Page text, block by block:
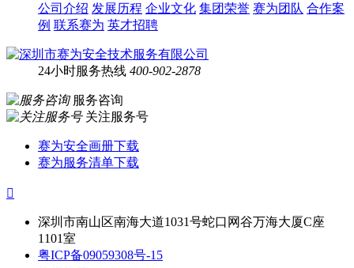
公司介绍 发展历程 企业文化 集团荣誉 赛为团队 合作案
例 联系赛为 英才招聘
24小时服务热线 400-902-2878
服务咨询
关注服务号
赛为安全画册下载
赛为服务清单下载

深圳市南山区南海大道1031号蛇口网谷万海大厦C座
1101室
粤ICP备09059308号-15